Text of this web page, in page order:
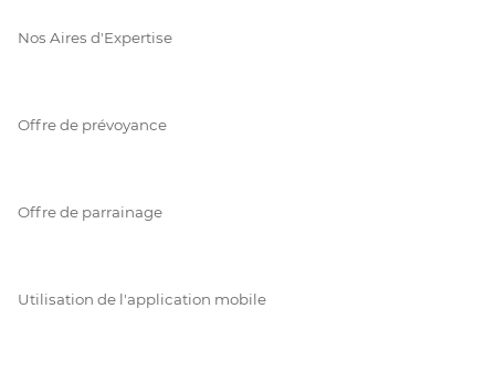
Nos Aires d'Expertise
Offre de prévoyance
Offre de parrainage
Utilisation de l'application mobile